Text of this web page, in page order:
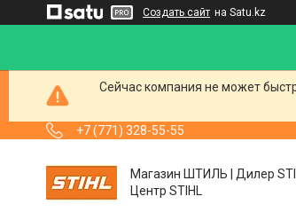
Создать сайт на Satu.kz
Сейчас компания не может
+7 (771) 328-55-55
Магазин ШТИЛЬ | Дилер
Центр STIHL